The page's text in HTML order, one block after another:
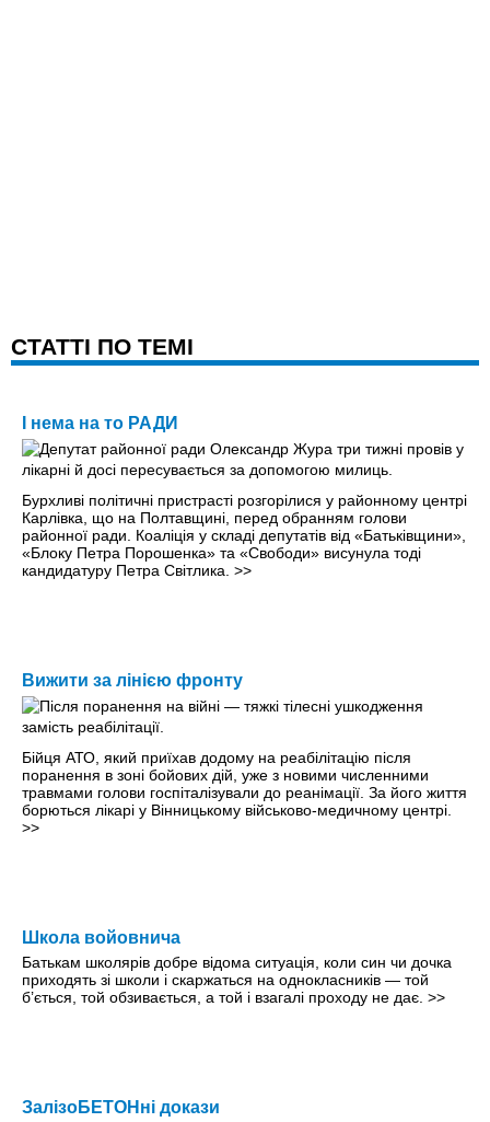
CТАТТІ ПО ТЕМІ
І нема на то РАДИ
Бурхливі політичні пристрасті розгорілися у районному центрі
Карлівка, що на Полтавщині, перед обранням голови
районної ради. Коаліція у складі депутатів від «Батьківщини»,
«Блоку Петра Порошенка» та «Свободи» висунула тоді
кандидатуру Петра Світлика. >>
Вижити за лінією фронту
Бійця АТО, який приїхав додому на реабілітацію після
поранення в зоні бойових дій, уже з новими численними
травмами голови госпіталізували до реанімації. За його життя
борються лікарі у Вінницькому військово-медичному центрі.
>>
Школа войовнича
Батькам школярів добре відома ситуація, коли син чи дочка
приходять зі школи і скаржаться на однокласників — той
б’ється, той обзивається, а той і взагалі проходу не дає. >>
ЗалізоБЕТОНні докази